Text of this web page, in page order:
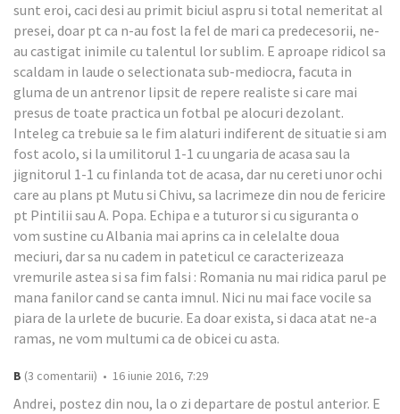
sunt eroi, caci desi au primit biciul aspru si total nemeritat al
presei, doar pt ca n-au fost la fel de mari ca predecesorii, ne-
au castigat inimile cu talentul lor sublim. E aproape ridicol sa
scaldam in laude o selectionata sub-mediocra, facuta in
gluma de un antrenor lipsit de repere realiste si care mai
presus de toate practica un fotbal pe alocuri dezolant.
Inteleg ca trebuie sa le fim alaturi indiferent de situatie si am
fost acolo, si la umilitorul 1-1 cu ungaria de acasa sau la
jignitorul 1-1 cu finlanda tot de acasa, dar nu cereti unor ochi
care au plans pt Mutu si Chivu, sa lacrimeze din nou de fericire
pt Pintilii sau A. Popa. Echipa e a tuturor si cu siguranta o
vom sustine cu Albania mai aprins ca in celelalte doua
meciuri, dar sa nu cadem in pateticul ce caracterizeaza
vremurile astea si sa fim falsi : Romania nu mai ridica parul pe
mana fanilor cand se canta imnul. Nici nu mai face vocile sa
piara de la urlete de bucurie. Ea doar exista, si daca atat ne-a
ramas, ne vom multumi ca de obicei cu asta.
B (3 comentarii) • 16 iunie 2016, 7:29
Andrei, postez din nou, la o zi departare de postul anterior. E